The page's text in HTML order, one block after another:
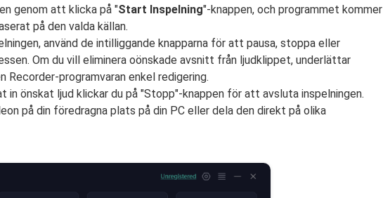
genom att klicka på "Start Inspelning"-knappen, och programmet kommer
på den valda källan.
använd de intilliggande knapparna för att pausa, stoppa eller
Om du vill eliminera oönskade avsnitt från ljudklippet, underlättar
Recorder-programvaran enkel redigering.
in önskat ljud klickar du på "Stopp"-knappen för att avsluta inspelningen.
på din föredragna plats på din PC eller dela den direkt på olika